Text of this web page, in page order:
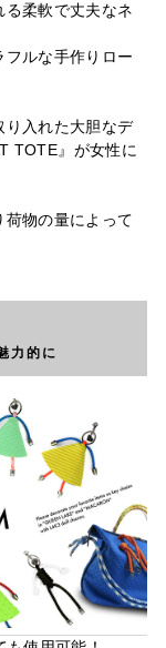
柔軟で丈夫なネ
フルな手作りロー
り入れた大胆なデ
TOTE』が女性に
物の量によって
力的に